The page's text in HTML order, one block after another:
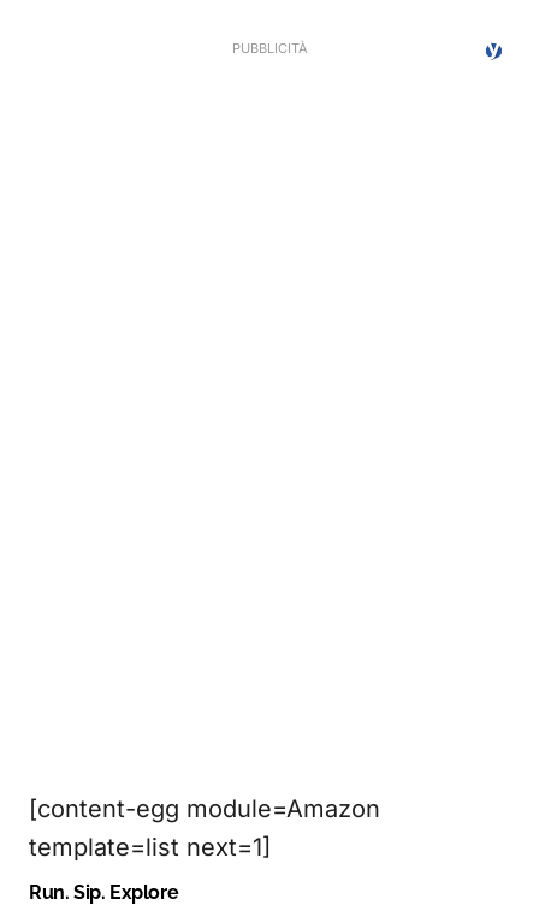
[content-egg module=Amazon
template=list next=1]
Run. Sip. Explore